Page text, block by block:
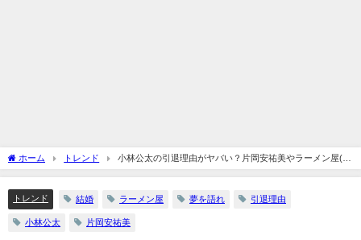
ホーム トレンド
小林公太の引退理由がヤバい？片岡安祐美やラーメン屋(夢
を語れ)場所など
トレンド 結婚 ラーメン屋 夢を語れ 引退理由
小林公太 片岡安祐美